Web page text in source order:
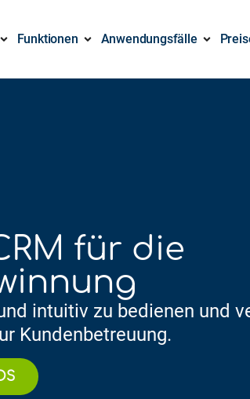
Funktionen Anwendungsfälle
für die
intuitiv zu bedienen und
Kundenbetreuung.